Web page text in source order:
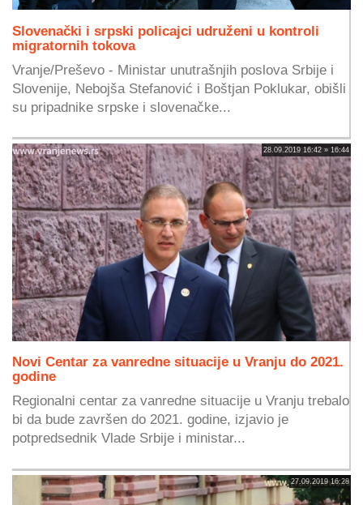
Slovenački i srpski policajci udruženi u kontroli
migratornih tokova
Vranje/Preševo - Ministar unutrašnjih poslova Srbije i
Slovenije, Nebojša Stefanović i Boštjan Poklukar, obišli
su pripadnike srpske i slovenačke...
28.09.2019 16:42 » 16:44
Novi Centar za vanredne situacije u Vranju do 2021.
godine
Regionalni centar za vanredne situacije u Vranju trebalo
bi da bude završen do 2021. godine, izjavio je
potpredsednik Vlade Srbije i ministar...
27.09.2019 16:28